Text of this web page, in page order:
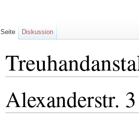
Alexanderstr. 3
Seite Diskussion